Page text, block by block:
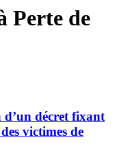
Perte de
décret fixant
victimes de